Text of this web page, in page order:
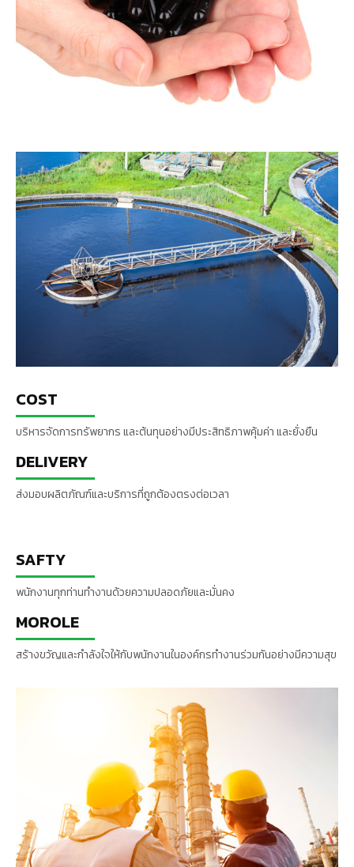
COST
บริหารจัดการทรัพยากร และต้นทุนอย่างมีประสิทธิภาพคุ้มค่า และยั่งยืน
DELIVERY
ส่งมอบผลิตภัณฑ์และบริการที่ถูกต้องตรงต่อเวลา
SAFTY
พนักงานทุกท่านทำงานด้วยความปลอดภัยและมั่นคง
MOROLE
สร้างขวัญและกำลังใจให้กับพนักงานในองค์กรทำงานร่วมกันอย่างมีความสุข